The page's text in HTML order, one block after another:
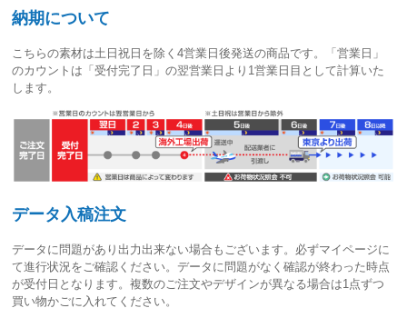
納期について
こちらの素材は土日祝日を除く4営業日後発送の商品です。「営業日」
のカウントは「受付完了日」の翌営業日より1営業日目として計算いた
します。
データ入稿注文
データに問題があり出力出来ない場合もございます。必ずマイページに
て進行状況をご確認ください。データに問題がなく確認が終わった時点
が受付日 となります。複数のご注文やデザインが異なる場合は1点ずつ
買い物かごに入れてください。